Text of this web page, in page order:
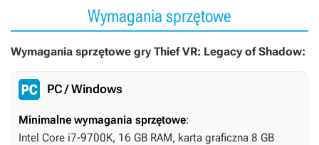
Wymagania sprzętowe
Wymagania sprzętowe gry Thief VR: Legacy of Shadow:
PC / Windows
Minimalne wymagania sprzętowe:
Intel Core i7-9700K, 16 GB RAM, karta graficzna 8 GB